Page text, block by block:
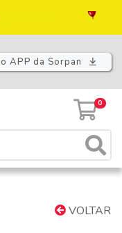
APP da Sorpan
0
VOLTAR